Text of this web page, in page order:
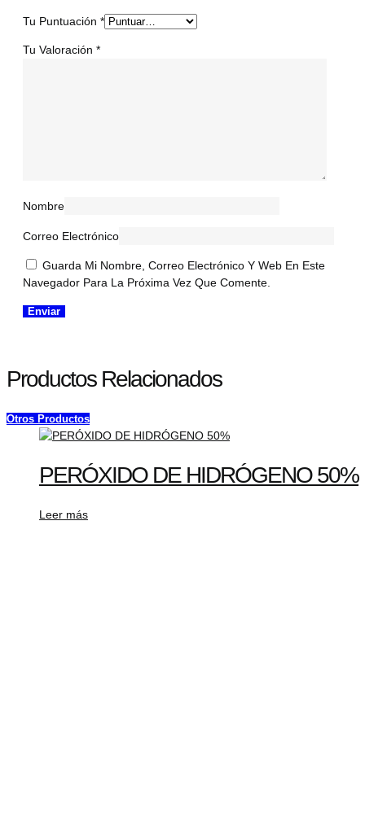
Tu Puntuación *
Tu Valoración *
Nombre
Correo Electrónico
Guarda Mi Nombre, Correo Electrónico Y Web En Este
Navegador Para La Próxima Vez Que Comente.
Productos Relacionados
Otros Productos
PERÓXIDO DE HIDRÓGENO 50%
Leer más